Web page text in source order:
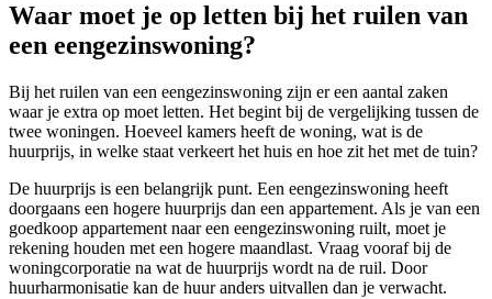
Waar moet je op letten bij het ruilen van
een eengezinswoning?
Bij het ruilen van een eengezinswoning zijn er een aantal zaken
waar je extra op moet letten. Het begint bij de vergelijking tussen de
twee woningen. Hoeveel kamers heeft de woning, wat is de
huurprijs, in welke staat verkeert het huis en hoe zit het met de tuin?
De huurprijs is een belangrijk punt. Een eengezinswoning heeft
doorgaans een hogere huurprijs dan een appartement. Als je van een
goedkoop appartement naar een eengezinswoning ruilt, moet je
rekening houden met een hogere maandlast. Vraag vooraf bij de
woningcorporatie na wat de huurprijs wordt na de ruil. Door
huurharmonisatie kan de huur anders uitvallen dan je verwacht.